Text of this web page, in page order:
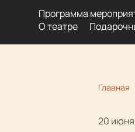
Программа
О театре
Главная
20 июня